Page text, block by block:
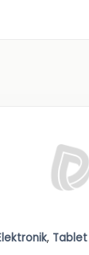
, Tablet